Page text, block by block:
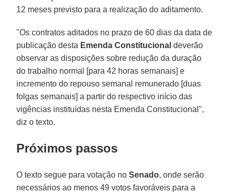
12 meses previsto para a realização do aditamento.
"Os contratos aditados no prazo de 60 dias da data de
publicação desta Emenda Constitucional deverão
observar as disposições sobre redução da duração
do trabalho normal [para 42 horas semanais] e
incremento do repouso semanal remunerado [duas
folgas semanais] a partir do respectivo início das
vigências instituídas nesta Emenda Constitucional",
diz o texto.
Próximos passos
O texto segue para votação noSenado, onde serão
necessários ao menos 49 votos favoráveis para a